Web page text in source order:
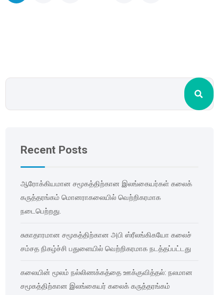
Recent Posts
ஆரோக்கியமான சமூகத்திற்கான இலங்கையர்கள் கலைக்
கருத்தரங்கம் மொனராகலையில் வெற்றிகரமாக
நடைபெற்றது.
சுகாதாரமான சமூகத்திற்கான அபி ஸ்ரீலங்கிகயோ கலைச்
சம்சத நிகழ்ச்சி பதுளையில் வெற்றிகரமாக நடத்தப்பட்டது
கலையின் மூலம் நல்லிணக்கத்தை ஊக்குவித்தல்: நலமான
சமூகத்திற்கான இலங்கையர் கலைக் கருத்தரங்கம்